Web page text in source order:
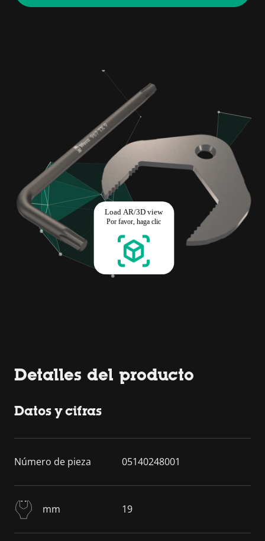
Detalles del producto
Datos y cifras
Número de pieza 05140248001
mm 19